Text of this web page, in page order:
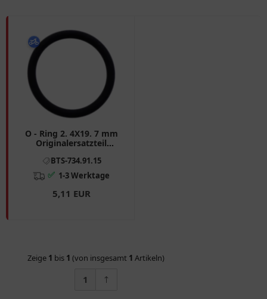
O - Ring 2. 4X19. 7 mm
Originalersatzteil
BTS-734.91.15
✅ 1-3 Werktage
5,11 EUR
Zeige 1 bis 1 (von insgesamt 1 Artikeln)
1